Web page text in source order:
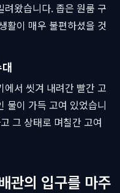
왔습니다. 좁은 원룸 구
활이 매우 불편하셨을 것
서 씻겨 내려간 빨간 고
물이 가득 고여 있었습니
그 상태로 며칠간 고여
관의 입구를 마주